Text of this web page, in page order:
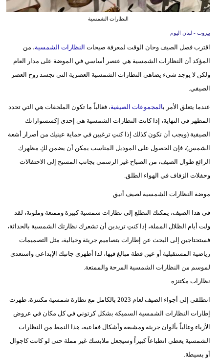
أزياء
إسلامية
وتكنولوجيا
بيئة
مدوَّنات
سيارات
النظارات الشمسية
بيروت - لبنان اليوم
اقترب فصل الصيف وحان الوقت لمعرفة صيحات النظارات الشمسية، من
المؤكد أن النظارات الشمسية هي عنصر أساسي في الموضة على مدار العام
ولكن لا يوجد شيء يضاهي النظارات الشمسية العصرية التي تجسد روح العصر
الصيفي.
عندما يتعلق الأمر بالمجموعات الصيفية، فغالباً ما تكون الملحقات هي التي تحدد
المظهر في النهاية، إذا كانت النظارات الشمسية هي إحدى إكسسواراتك
الصيفية (ويجب أن تكون كذلك إذا كنتِ ترغبين في حماية عينيك من أضرار أشعة
الشمس)، فإن الحصول على الموديل المناسب يمكن أن يضمن لكِ مظهرك
الرائع طوال الصيف، من الصباح غير الرسمي بجانب المسبح إلى الاحتفالات
وحفلات الزفاف في الهواء الطلق.
موضة النظارات الشمسية لصيف أنيق
في هذا الصيف، يمكنك التطلع إلى نظارات شمسية كبيرة وممتعة وملونة، لقد
ولت أيام الظلال المملة، إذا كنتِ تريدين أن تشعرك نظارتك الشمسية بالحداثة،
فستحتاجين إلى البحث عن إطارات بتصاميم جريئة وخيالية، مثل التصميمات
رياضية المستقبلية أو عين قطة مبالغ فيها، لذا أظهري جانبك الإبداعي واستعدي
لموسم من النظارات الشمسية المرحة والممتعة.
نظارات مكتنزة
انطلقي إلى أجواء الصيف لعام 2023 بالكامل مع نظارة شمسية مكتنزة، ظهرت
إطارات النظارات الشمسية السميكة بشكل كرتوني في كل مكان في عروض
الأزياء وغالباً بألوان جريئة ومشبعة وأشكال فقاعية، هذا النمط من النظارات
الشمسية يعطي انطباعاً كبيراً وسيجعل ملابسك غير مملة حتى لو كانت كاجوال
أو بسيطة.